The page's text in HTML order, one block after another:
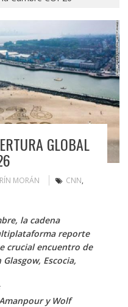
GLOBAL
MORÁN CNN,
la cadena
reporte
crucial encuentro de
Escocia,
y Wolf